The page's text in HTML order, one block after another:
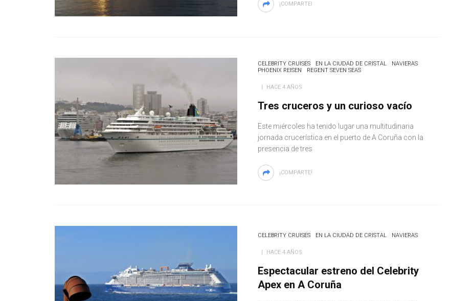
¡COMPARTE!
CELEBRITY CRUISES EN LA CIUDAD DE CRISTAL
NAVIERAS
PHOENIX REISEN
REGENT SEVEN SEAS
HACE 4 AÑOS
Tres cruceros y un curioso vacío
Este miércoles ha tenido lugar una multitudinaria
jornada crucerística en el puerto de A Coruña con la
presencia de tres
¡COMPARTE!
CELEBRITY CRUISES EN LA CIUDAD DE CRISTAL NAVIERAS
HACE 4 AÑOS
Espectacular estreno del Celebrity
Apex en A Coruña